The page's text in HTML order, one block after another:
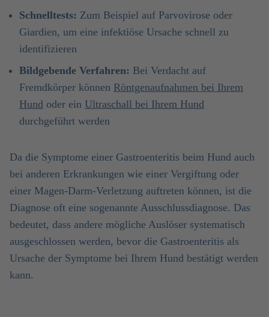
Schnelltests: Zum Beispiel auf Parvovirose oder
Giardien, um eine infektiöse Ursache schnell zu
identifizieren
Bildgebende Verfahren: Bei Verdacht auf
Fremdkörper können Röntgenaufnahmen bei Ihrem
Hund oder ein Ultraschall bei Ihrem Hund
durchgeführt werden
Da die Symptome einer Gastroenteritis beim Hund auch
bei anderen Erkrankungen wie einer Vergiftung oder
einer Magen-Darm-Verletzung auftreten können, ist die
Diagnose oft eine sogenannte Ausschlussdiagnose. Das
bedeutet, dass andere mögliche Auslöser systematisch
ausgeschlossen werden, bevor die Gastroenteritis als
Ursache der Symptome bei Ihrem Hund bestätigt werden
kann.